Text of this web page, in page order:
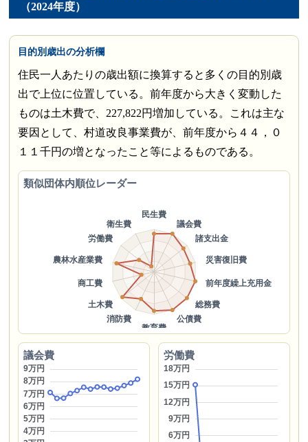
（2024年度）
目的別歳出の分析欄
住民一人あたりの歳出額に換算すると多くの目的別歳
出で上位に位置している。前年度から大きく変動した
ものは土木費で、227,822円増加している。これは主な
要因として、村道改良事業費が、前年度から４４，０
１１千円の増となったこと等によるものである。
類似団体内順位レーダー
議会費 労働費